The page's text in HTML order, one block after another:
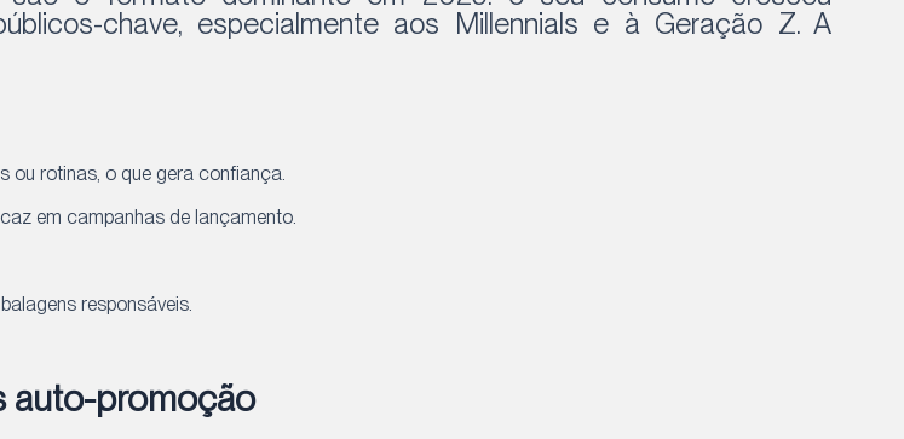
chave, especialmente aos Millennials e à Geração Z. A
ou rotinas, o que gera confiança.
em campanhas de lançamento.
responsáveis.
auto-promoção